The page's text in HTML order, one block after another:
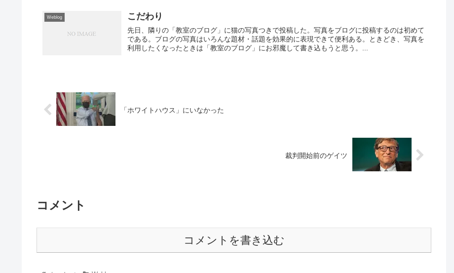
Weblog こだわり
先日、隣りの「教室のブログ」に猫の写真つきで投稿した。写真をブログに投稿するのは初めて
である。ブログの写真はいろんな題材・話題を効果的に表現できて便利ある。ときどき、写真を
利用したくなったときは「教室のブログ」にお邪魔して書き込もうと思う。...
「ホワイトハウス」にいなかった
裁判開始前のゲイツ
コメント
コメントを書き込む